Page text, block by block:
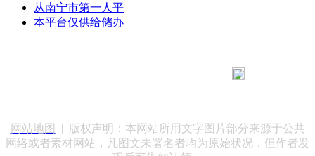
从南宁市第一人平
本平台仅供给储办
网站地图
| 版权声明：本网站所用文字图片部分来源于公共
网络或者素材网站，凡图文未署名者均为原始状况，但作者发